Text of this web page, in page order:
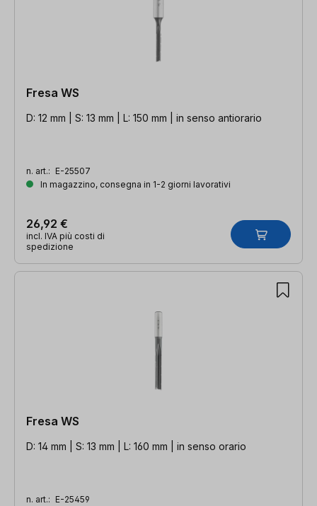
Fresa WS
D: 12 mm | S: 13 mm | L: 150 mm | in senso antiorario
n. art.: E-25507
In magazzino, consegna in 1-2 giorni lavorativi
26,92 €
incl. IVA più costi di
spedizione
Fresa WS
D: 14 mm | S: 13 mm | L: 160 mm | in senso orario
n. art.: E-25459